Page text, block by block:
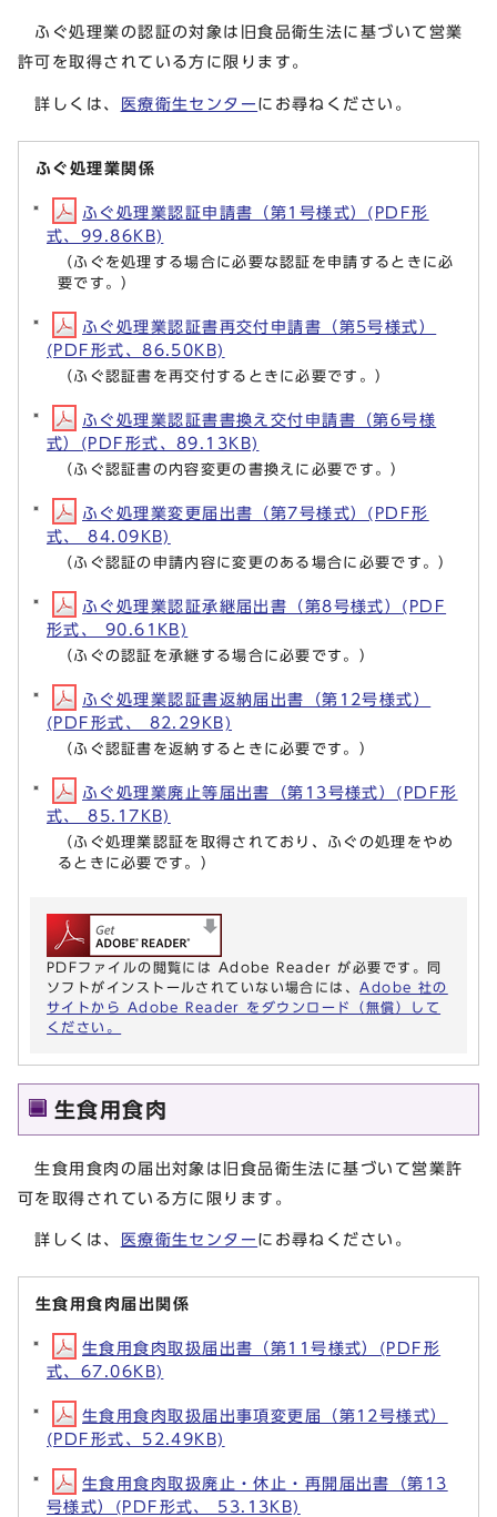
ふぐ処理業の認証の対象は旧食品衛生法に基づいて営業
許可を取得されている方に限ります。
詳しくは、 医療衛生センター にお尋ねください。
ふぐ処理業関係
ふぐ処理業認証申請書（第1号様式）(PDF形
式、99.86KB)
（ふぐを処理する場合に必要な認証を申請するときに必
要です。）
ふぐ処理業認証書再交付申請書（第5号様式）
(PDF形式、86.50KB)
（ふぐ認証書を再交付するときに必要です。）
ふぐ処理業認証書書換え交付申請書（第6号様
式）(PDF形式、89.13KB)
（ふぐ認証書の内容変更の書換えに必要です。）
ふぐ処理業変更届出書（第7号様式）(PDF形
式、 84.09KB)
（ふぐ認証の申請内容に変更のある場合に必要です。）
ふぐ処理業認証承継届出書（第8号様式）(PDF
形式、 90.61KB)
（ふぐの認証を承継する場合に必要です。）
ふぐ処理業認証書返納届出書（第12号様式）
(PDF形式、 82.29KB)
（ふぐ認証書を返納するときに必要です。）
ふぐ処理業廃止等届出書（第13号様式）(PDF形
式、 85.17KB)
（ふぐ処理業認証を取得されており、ふぐの処理をやめ
るときに必要です。）
PDFファイルの閲覧には Adobe Reader が必要です。同
ソフトがインストールされていない場合には、 Adobe 社の
サイトから Adobe Reader をダウンロード（無償）して
ください。
生食用食肉
生食用食肉の届出対象は旧食品衛生法に基づいて営業許
可を取得されている方に限ります。
詳しくは、 医療衛生センター にお尋ねください。
生食用食肉届出関係
生食用食肉取扱届出書（第11号様式）(PDF形
式、67.06KB)
生食用食肉取扱届出事項変更届（第12号様式）
(PDF形式、52.49KB)
生食用食肉取扱廃止・休止・再開届出書（第13
号様式）(PDF形式、 53.13KB)